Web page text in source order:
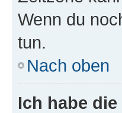
Wenn du
tun.
Nach oben
Ich habe